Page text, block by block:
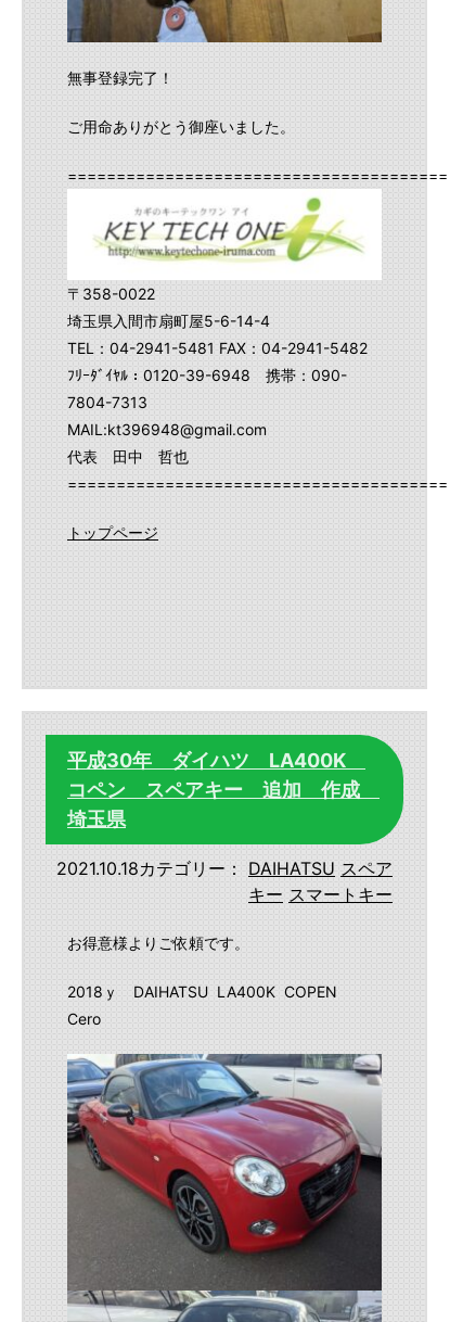
無事登録完了！
ご用命ありがとう御座いました。
〒358-0022
埼玉県入間市扇町屋5-6-14-4
TEL：04-2941-5481 FAX：04-2941-5482
ﾌﾘｰﾀﾞｲﾔﾙ：0120-39-6948 携帯：090-
7804-7313
MAIL:kt396948@gmail.com
代表 田中 哲也
トップページ
平成30年 ダイハツ LA400K
コペン スペアキー 追加 作成
埼玉県
2021.10.18カテゴリー： DAIHATSU スペア
キー スマートキー
お得意様よりご依頼です。
2018ｙ DAIHATSU LA400K COPEN
Cero